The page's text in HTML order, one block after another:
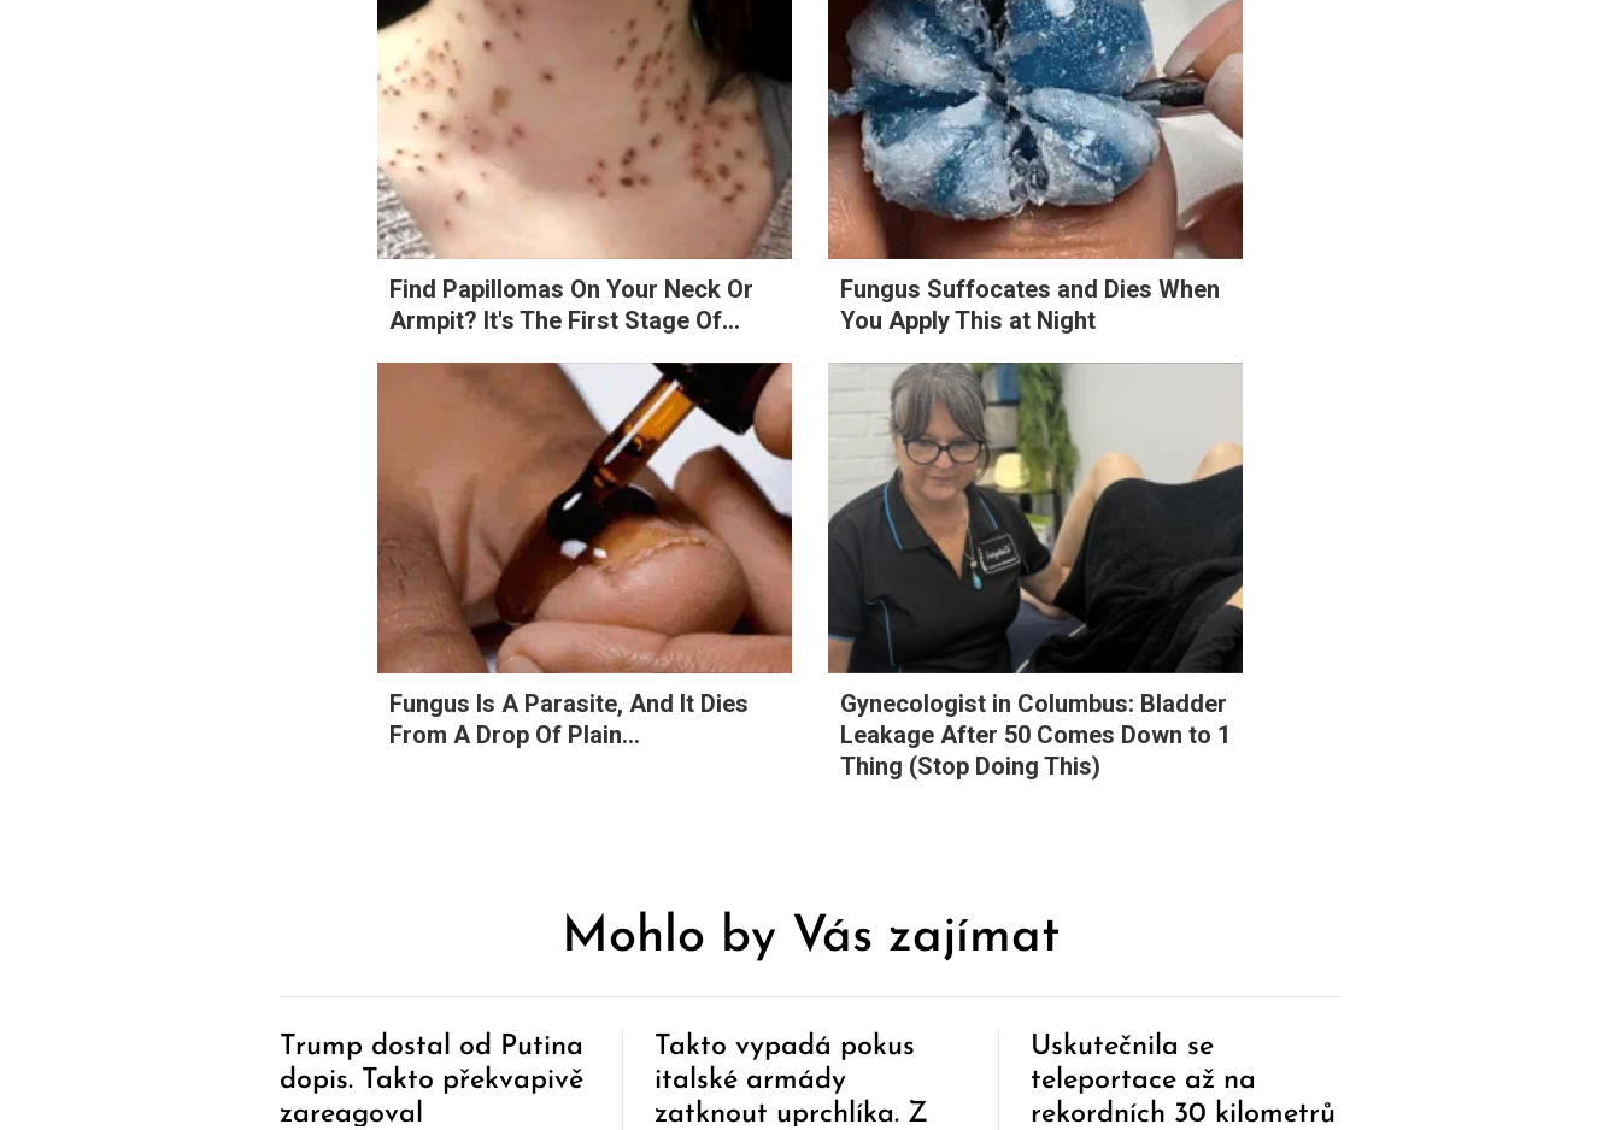
Find Papillomas On Your Neck Or
Armpit? It's The First Stage Of...
Fungus Suffocates and Dies When
You Apply This at Night
Fungus Is A Parasite, And It Dies
From A Drop Of Plain...
Gynecologist in Columbus: Bladder
Leakage After 50 Comes Down to 1
Thing (Stop Doing This)
Mohlo by Vás zajímat
Trump dostal od Putina
dopis. Takto překvapivě
zareagoval
Takto vypadá pokus
italské armády
zatknout uprchlíka. Z
Uskutečnila se
teleportace až na
rekordních 30 kilometrů